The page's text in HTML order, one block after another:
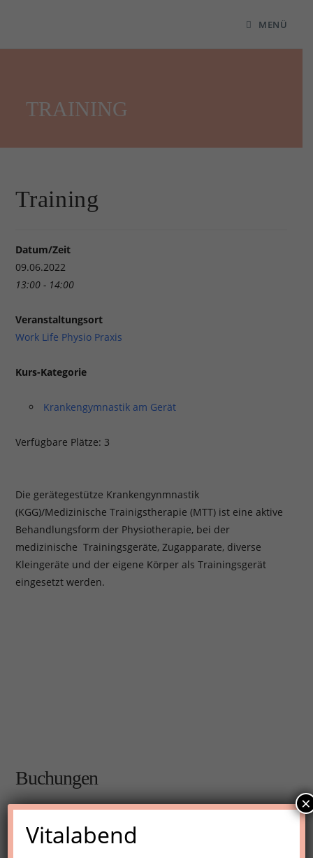
MENÜ
TRAINING
Training
Datum/Zeit
09.06.2022
13:00 - 14:00
Veranstaltungsort
Work Life Physio Praxis
Kurs-Kategorie
Krankengymnastik am Gerät
Verfügbare Plätze: 3
Die gerätegestütze Krankengynmnastik
(KGG)/Medizinische Trainigstherapie (MTT) ist eine aktive
Behandlungsform der Physiotherapie, bei der
medizinische Trainingsgeräte, Zugapparate, diverse
Kleingeräte und der eigene Körper als Trainingsgerät
eingesetzt werden.
Buchungen
Buchungen sind für diese Veranstaltung nicht mehr
möglich.
Vitalabend
×